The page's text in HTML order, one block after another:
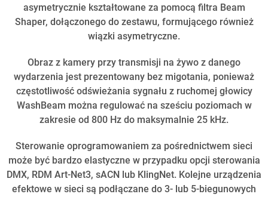
asymetrycznie kształtowane za pomocą filtra Beam
Shaper, dołączonego do zestawu, formującego również
wiązki asymetryczne.
Obraz z kamery przy transmisji na żywo z danego
wydarzenia jest prezentowany bez migotania, ponieważ
częstotliwość odświeżania sygnału z ruchomej głowicy
WashBeam można regulować na sześciu poziomach w
zakresie od 800 Hz do maksymalnie 25 kHz.
Sterowanie oprogramowaniem za pośrednictwem sieci
może być bardzo elastyczne w przypadku opcji sterowania
DMX, RDM Art-Net3, sACN lub KlingNet. Kolejne urządzenia
efektowe w sieci są podłączane do 3- lub 5-biegunowych